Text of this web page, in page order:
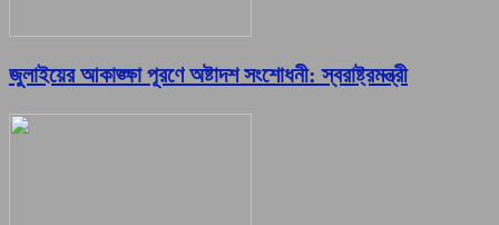
জুলাইয়ের আকাঙ্ক্ষা পূরণে অষ্টাদশ সংশোধনী: স্বরাষ্ট্রমন্ত্রী